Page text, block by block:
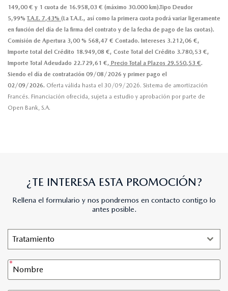
149,00 € y 1 cuota de 16.958,03 € (máximo 30.000 km).Tipo Deudor
5,99%T.A.E. 7,43% (La T.A.E., así como la primera cuota podrá variar ligeramente
en función del día de la firma del contrato y de la fecha de pago de las cuotas).
Comisión de Apertura 3,00 % 568,47 € Contado. Intereses 3.212,06 €,
Importe total del Crédito 18.949,08 €, Coste Total del Crédito 3.780,53 €,
Importe Total Adeudado 22.729,61 €, Precio Total a Plazos 29.550,53 €.
Siendo el día de contratación 09/08/2026 y primer pago el
02/09/2026. Oferta válida hasta el 30/09/2026. Sistema de amortización
Francés. Financiación ofrecida, sujeta a estudio y aprobación por parte de
Open Bank, S.A.
¿TE INTERESA ESTA PROMOCIÓN?
Rellena el formulario y nos pondremos en contacto contigo lo
antes posible.
Tratamiento